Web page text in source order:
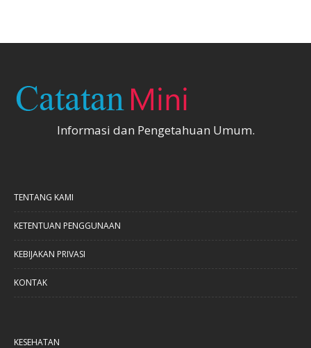
Informasi dan Pengetahuan Umum.
TENTANG KAMI
KETENTUAN PENGGUNAAN
KEBIJAKAN PRIVASI
KONTAK
KESEHATAN